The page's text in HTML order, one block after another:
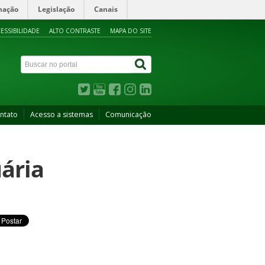
Legislação Canais
ALTO CONTRASTE MAPA DO SITE
Acesso a sistemas Comunicação